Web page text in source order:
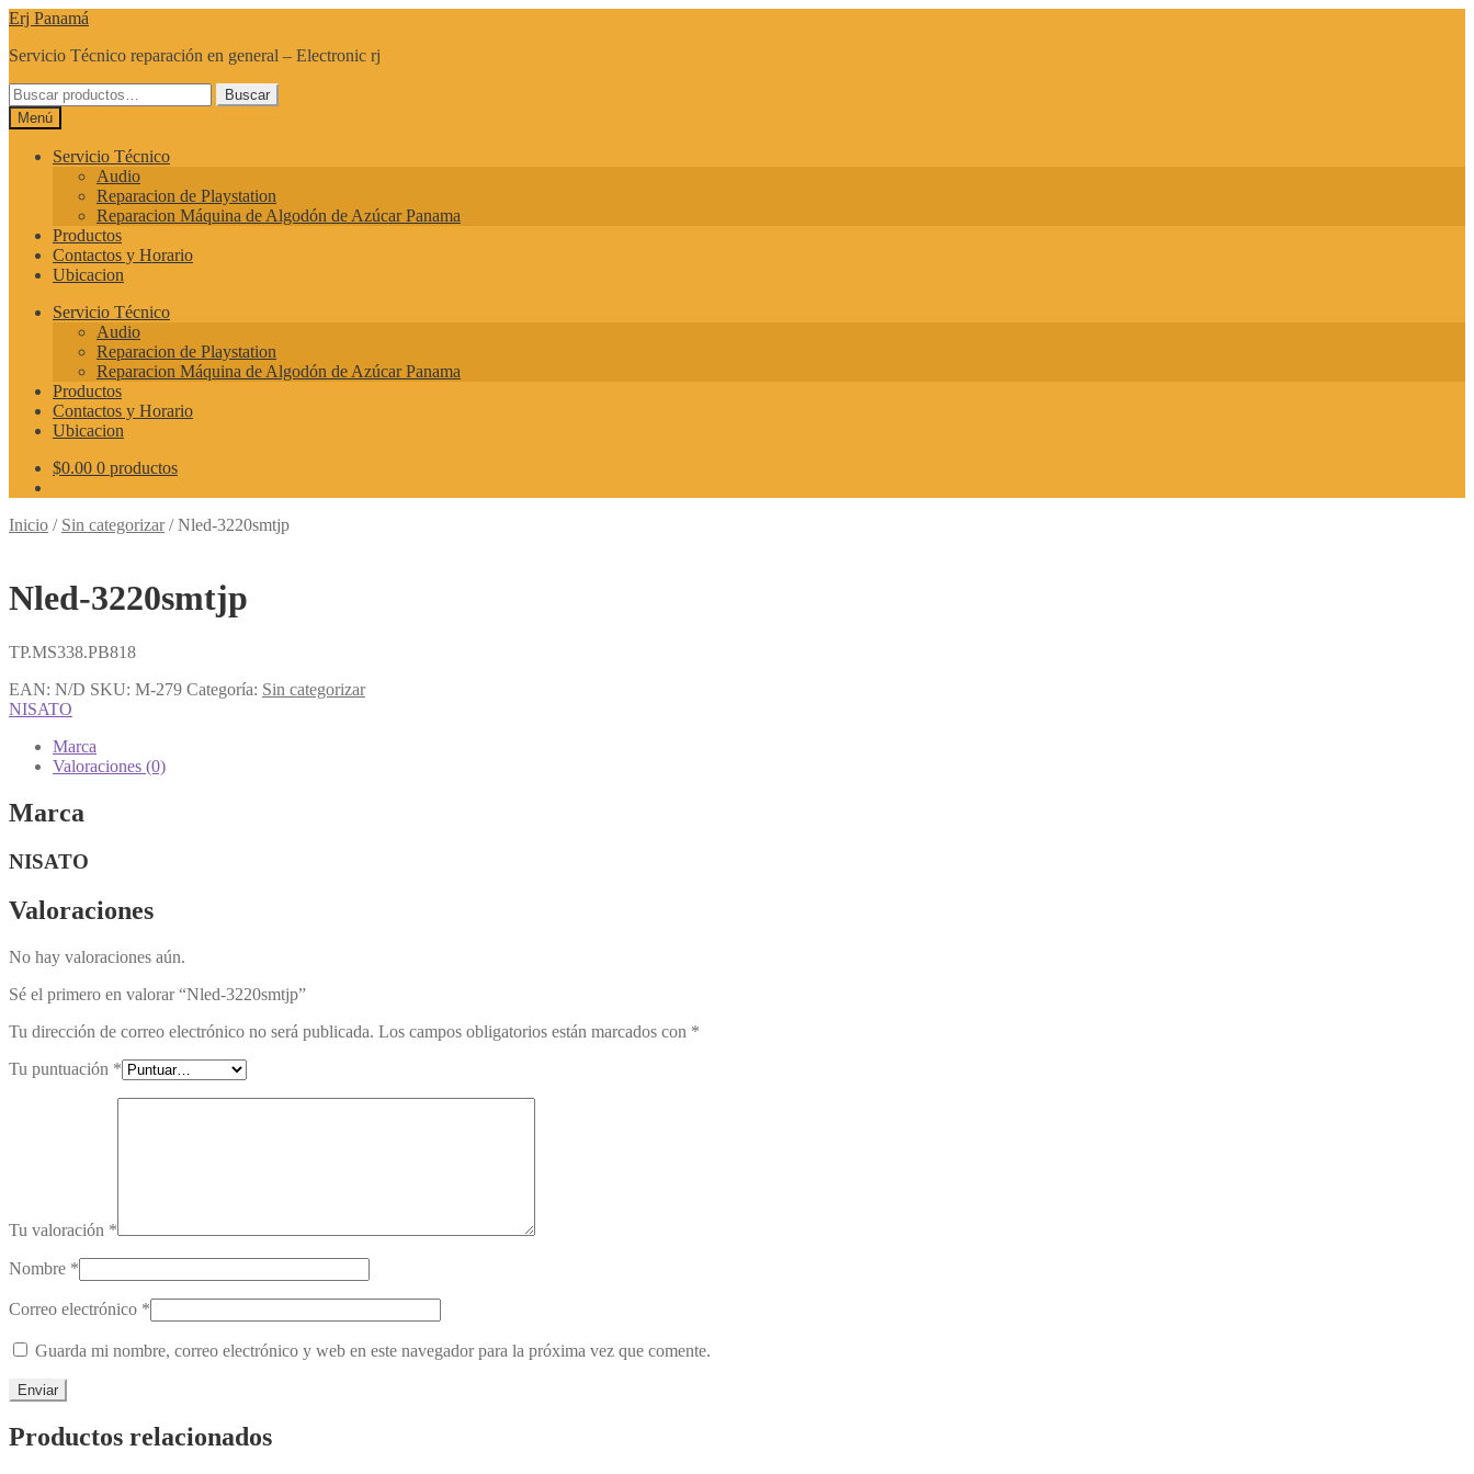
Ir
la
Ir
contenido
Erj Panamá
Servicio Técnico reparación en general – Electronic rj
Buscar
por:
Buscar
Menú
Servicio Técnico
Audio
Reparacion de Playstation
Reparacion Máquina de Algodón de Azúcar Panama
Productos
Contactos y Horario
Ubicacion
Servicio Técnico
Audio
Reparacion de Playstation
Reparacion Máquina de Algodón de Azúcar Panama
Productos
Contactos y Horario
Ubicacion
$0.00 0 productos
Inicio / Sin categorizar/Nled-3220smtjp
Nled-3220smtjp
TP.MS338.PB818
EAN: N/D SKU: M-279 Categoría: Sin categorizar
NISATO
Marca
Valoraciones (0)
Marca
NISATO
Valoraciones
No hay valoraciones aún.
Sé el primero en valorar “Nled-3220smtjp”
Tu dirección de correo electrónico no será publicada. Los campos obligatorios están marcados con *
Tu puntuación *
Tu valoración *
Nombre *
Correo electrónico *
Guarda mi nombre, correo electrónico y web en este navegador para la próxima vez que comente.
Productos relacionados